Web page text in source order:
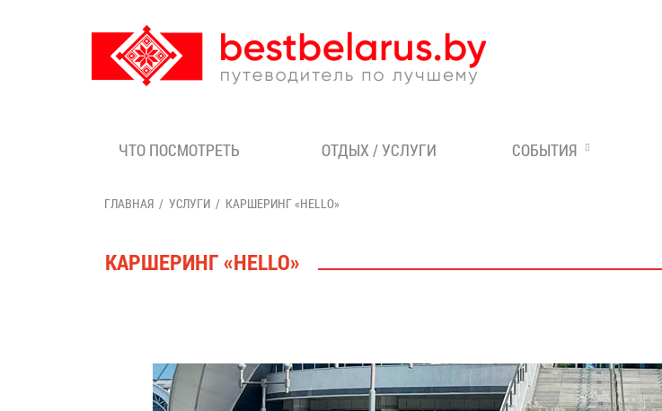
ЧТО ПОСМОТРЕТЬ ОТДЫХ / УСЛУГИ СОБЫТИЯ
ГЛАВНАЯ УСЛУГИ КАРШЕРИНГ «HELLO»
КАРШЕРИНГ «HELLO»